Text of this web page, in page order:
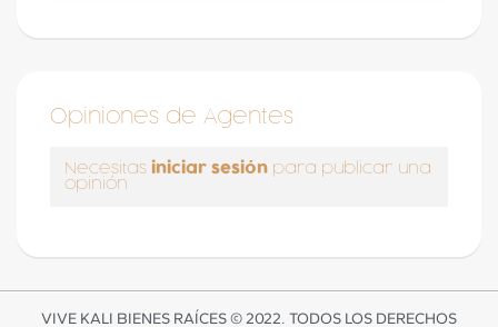
Opiniones de Agentes
Necesitas iniciar sesión para publicar una
opinión
VIVE KALI BIENES RAÍCES © 2022. TODOS LOS DERECHOS